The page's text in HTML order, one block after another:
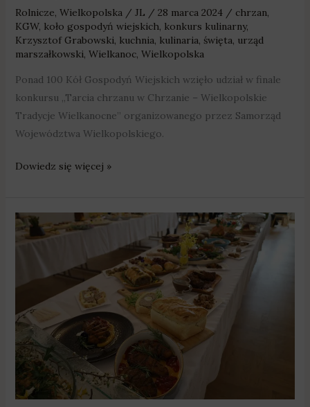
Rolnicze Wielkopolska / JL / 28 marca 2024 / chrzan
KGW, koło gospodyń wiejskich konkurs kulinarny,
Krzysztof Grabowski kuchnia kulinaria święta urząd
marszałkowski Wielkanoc, Wielkopolska
Ponad 100 Kół Gospodyń Wiejskich wzięło udział w finale
konkursu „Tarcia chrzanu w Chrzanie – Wielkopolskie
Tradycje Wielkanocne” organizowanego przez Samorząd
Województwa Wielkopolskiego.
Dowiedz się więcej »
Gdzie
najlepsze
świąteczne
wypieki
i
potrawy
mięsne?